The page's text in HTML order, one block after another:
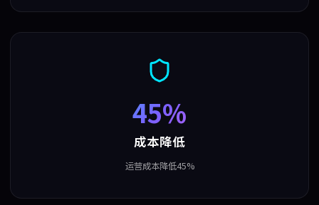
45%
成本降低
运营成本降低45%